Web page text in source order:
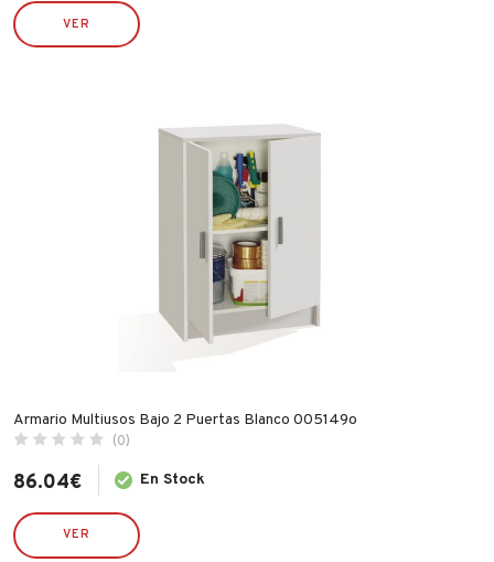
IRIMO
OUTILS WOLF
PENTRILO
PIHER
PULMIC
RAMÓN MANZANA
VER
Armario Multiusos Bajo 2 Puertas Blanco 005149o
(0)
86.04€ En Stock
VER